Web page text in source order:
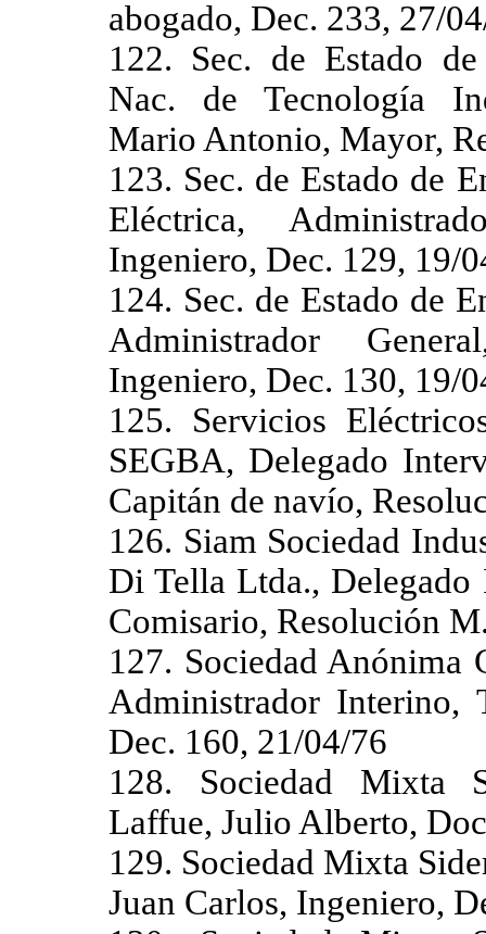
abogado, Dec. 233, 27/
122. Sec. de Estado
Nac. de Tecnología
Mario Antonio, Mayor,
123. Sec. de Estado de
Eléctrica,
Ingeniero, Dec. 129, 19/
124. Sec. de Estado de
Administrador
Ingeniero, Dec. 130, 19/
125. Servicios
SEGBA, Delegado
Capitán de navío,
126. Siam Sociedad
Di Tella Ltda., Delegado
Comisario, Resolución
127. Sociedad Anónima
Administrador Interino,
Dec. 160, 21/04/76
128. Sociedad Mixta
Laffue, Julio Alberto,
129. Sociedad Mixta
Juan Carlos, Ingeniero,